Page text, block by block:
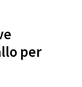
per